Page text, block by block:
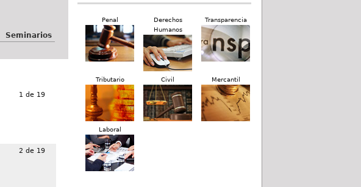
Seminarios
1 de 19
2 de 19
Penal
Derechos
Humanos
Transparencia
Tributario Civil Mercantil
Laboral